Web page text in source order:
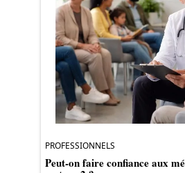
PROFESSIONNELS
Peut-on faire confiance aux